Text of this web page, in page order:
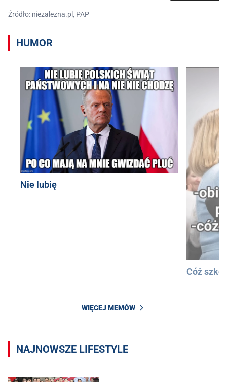
Źródło: niezalezna.pl, PAP
HUMOR
Nie lubię
Cóż
WIĘCEJ MEMÓW
NAJNOWSZE LIFESTYLE